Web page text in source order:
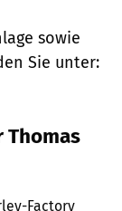
sowie
Sie unter:
Factory